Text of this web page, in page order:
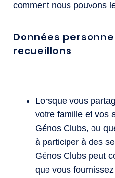
comment nous pouvons
Données
recueillons
Lorsque vous
votre famille et vos
Génos Clubs, ou
à participer à des
Génos Clubs peut
que vous